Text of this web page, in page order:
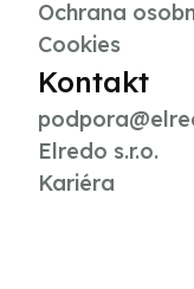
Ochrana
Cookies
Kontakt
Elredo s.r.o.
Kariéra